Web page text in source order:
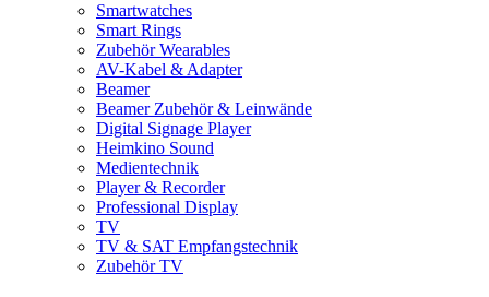
Smartwatches
Smart Rings
Zubehör Wearables
AV-Kabel & Adapter
Beamer
Beamer Zubehör & Leinwände
Digital Signage Player
Heimkino Sound
Medientechnik
Player & Recorder
Professional Display
TV
TV & SAT Empfangstechnik
Zubehör TV